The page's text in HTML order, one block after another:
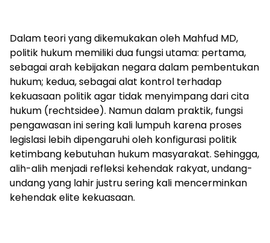
Dalam teori yang dikemukakan oleh Mahfud MD,
politik hukum memiliki dua fungsi utama: pertama,
sebagai arah kebijakan negara dalam pembentukan
hukum; kedua, sebagai alat kontrol terhadap
kekuasaan politik agar tidak menyimpang dari cita
hukum (rechtsidee). Namun dalam praktik, fungsi
pengawasan ini sering kali lumpuh karena proses
legislasi lebih dipengaruhi oleh konfigurasi politik
ketimbang kebutuhan hukum masyarakat. Sehingga,
alih-alih menjadi refleksi kehendak rakyat, undang-
undang yang lahir justru sering kali mencerminkan
kehendak elite kekuasaan.